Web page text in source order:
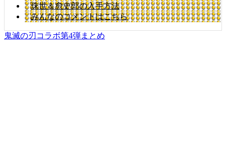
珠世＆愈史郎の入手方法
みんなのコメントはこちら
鬼滅の刃コラボ第4弾まとめ